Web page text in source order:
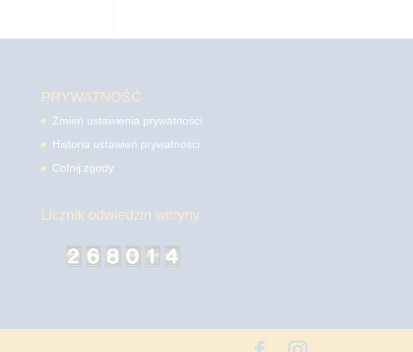
PRYWATNOŚĆ
Zmień ustawienia prywatności
Historia ustawień prywatności
Cofnij zgody
Licznik odwiedzin witryny